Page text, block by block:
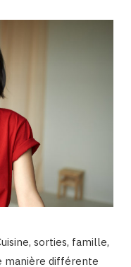
sorties, famille,
manière différente